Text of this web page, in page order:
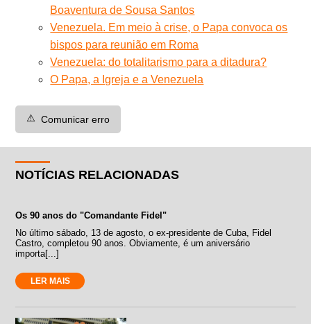
Boaventura de Sousa Santos
Venezuela. Em meio à crise, o Papa convoca os
bispos para reunião em Roma
Venezuela: do totalitarismo para a ditadura?
O Papa, a Igreja e a Venezuela
⚠️ Comunicar erro
NOTÍCIAS RELACIONADAS
Os 90 anos do "Comandante Fidel"
No último sábado, 13 de agosto, o ex-presidente de Cuba, Fidel
Castro, completou 90 anos. Obviamente, é um aniversário
importa[...]
LER MAIS